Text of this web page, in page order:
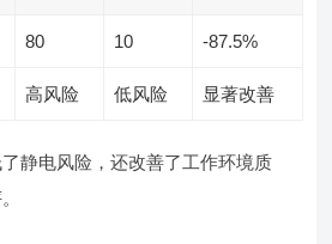
80 10 -87.5%
高风险 低风险 显著改善
静电风险，还改善了工作环境质